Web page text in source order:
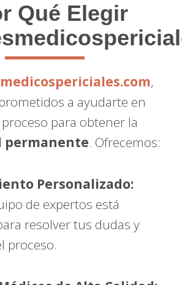
Qué Elegir
,
a ayudarte en
para obtener la
permanente. Ofrecemos:
Personalizado:
de expertos está
resolver tus dudas y
proceso.